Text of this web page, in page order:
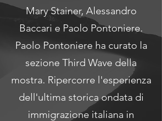
Mary Stainer, Alessandro
Baccari e Paolo Pontoniere.
Paolo Pontoniere ha curato la
sezione Third Wave della
mostra. Ripercorre l'esperienza
dell'ultima storica ondata di
immigrazione italiana in